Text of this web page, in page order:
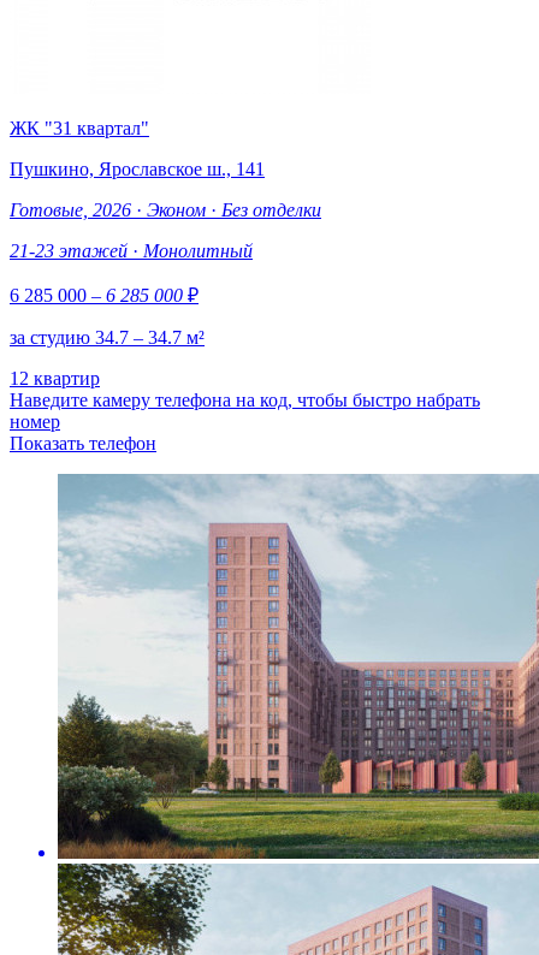
ЖК "31 квартал"
Пушкино, Ярославское ш., 141
Готовые, 2026 · Эконом · Без отделки
21-23 этажей · Монолитный
6 285 000 – 6 285 000 ₽
за студию 34.7 – 34.7 м²
12 квартир
Наведите камеру телефона на код, чтобы быстро набрать
номер
Показать телефон